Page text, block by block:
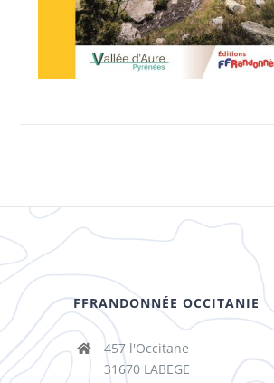
FFRANDONNÉE OCCITANIE
457 l'Occitane
31670 LABEGE